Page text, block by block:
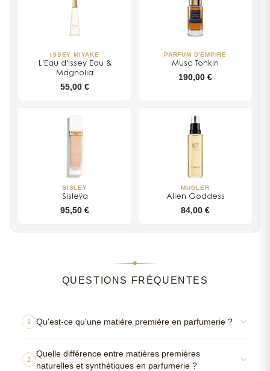
ISSEY MIYAKE
L'Eau d'Issey Eau &
Magnolia
55,00 €
PARFUM D'EMPIRE
Musc Tonkin
190,00 €
SISLEY
Sisleÿa
95,50 €
MUGLER
Alien Goddess
84,00 €
QUESTIONS FRÉQUENTES
1 Qu'est-ce qu'une matière première en parfumerie ?
2
Quelle différence entre matières premières
naturelles et synthétiques en parfumerie ?